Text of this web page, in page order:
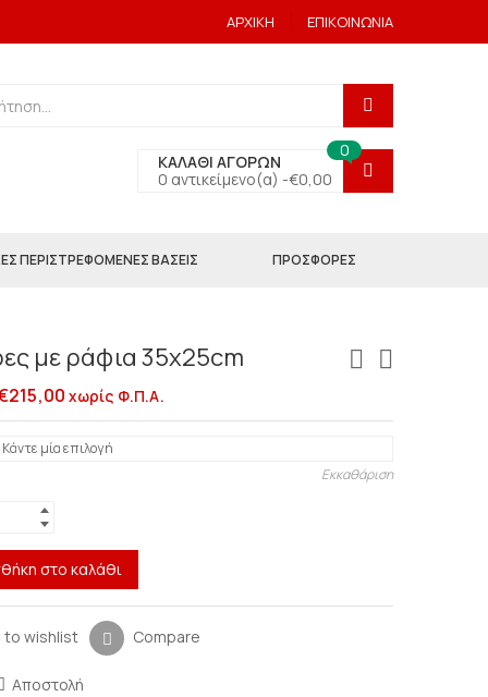
ΑΡΧΙΚΗ ΕΠΙΚΟΙΝΩΝΙΑ
ΚΑΛΑΘΙ ΑΓΟΡΩΝ
0 αντικείμενο(α) -€0,00
0
ΠΕΡΙΣΤΡΕΦΟΜΕΝΕΣ ΒΑΣΕΙΣ ΠΡΟΣΦΟΡΕΣ
με ράφια 35x25cm
215,00 χωρίς Φ.Π.Α.
Εκκαθάριση
στο καλάθι
to wishlist Compare
Αποστολή